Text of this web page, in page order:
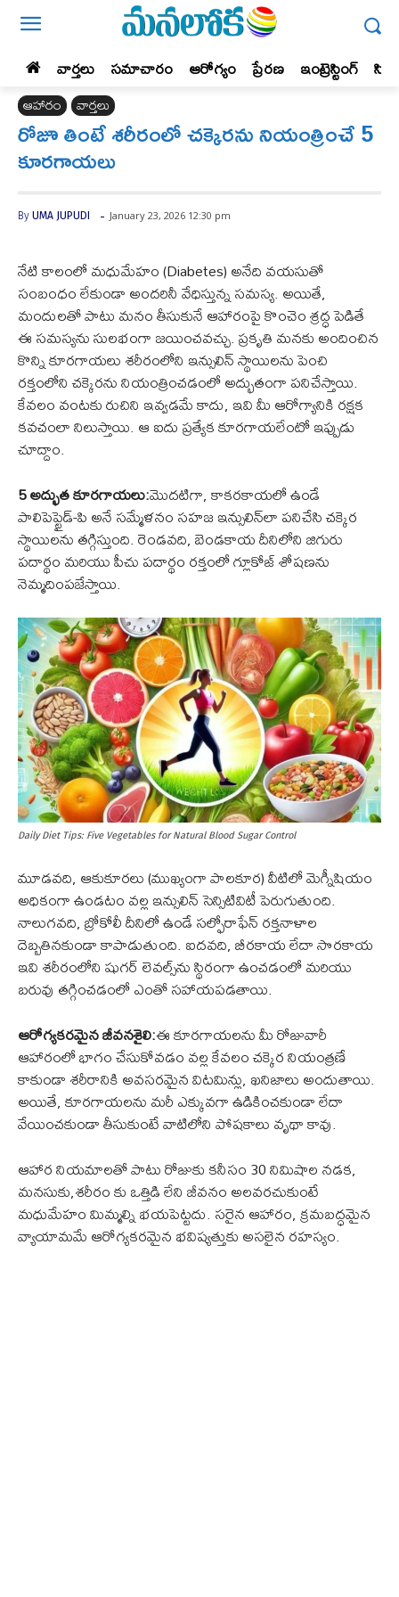
వార్తలు సమాచారం ఆరోగ్యం ప్రేర‌ణ‌ ఇంట్రెస్టింగ్‌
ఆహారం వార్తలు
రోజూ తింటే శరీరంలో చక్కెరను నియంత్రించే 5
కూరగాయలు
By UMA JUPUDI - January 23, 2026 12:30 pm
నేటి కాలంలో మధుమేహం (Diabetes) అనేది వయసుతో
సంబంధం లేకుండా అందరినీ వేధిస్తున్న సమస్య. అయితే,
మందులతో పాటు మనం తీసుకునే ఆహారంపై కొంచెం శ్రద్ధ పెడితే
ఈ సమస్యను సులభంగా జయించవచ్చు. ప్రకృతి మనకు అందించిన
కొన్ని కూరగాయలు శరీరంలోని ఇన్సులిన్ స్థాయిలను పెంచి
రక్తంలోని చక్కెరను నియంత్రించడంలో అద్భుతంగా పనిచేస్తాయి.
కేవలం వంటకు రుచిని ఇవ్వడమే కాదు, ఇవి మీ ఆరోగ్యానికి రక్షక
కవచంలా నిలుస్తాయి. ఆ ఐదు ప్రత్యేక కూరగాయలేంటో ఇప్పుడు
చూద్దాం.
5 అద్భుత కూరగాయలు:మొదటిగా, కాకరకాయలో ఉండే
పాలిపెప్టైడ్-పి అనే సమ్మేళనం సహజ ఇన్సులిన్‌లా పనిచేసి చక్కెర
స్థాయిలను తగ్గిస్తుంది. రెండవది, బెండకాయ దీనిలోని జిగురు
పదార్థం మరియు పీచు పదార్థం రక్తంలో గ్లూకోజ్ శోషణను
నెమ్మదింపజేస్తాయి.
Daily Diet Tips: Five Vegetables for Natural Blood Sugar Control
మూడవది, ఆకుకూరలు (ముఖ్యంగా పాలకూర) వీటిలో మెగ్నీషియం
అధికంగా ఉండటం వల్ల ఇన్సులిన్ సెన్సిటివిటీ పెరుగుతుంది.
నాలుగవది, బ్రోకోలీ దీనిలో ఉండే సల్ఫోరాఫేన్ రక్తనాళాల
దెబ్బతినకుండా కాపాడుతుంది. ఐదవది, బీరకాయ లేదా సొరకాయ
ఇవి శరీరంలోని షుగర్ లెవల్స్‌ను స్థిరంగా ఉంచడంలో మరియు
బరువు తగ్గించడంలో ఎంతో సహాయపడతాయి.
ఆరోగ్యకరమైన జీవనశైలి:ఈ కూరగాయలను మీ రోజువారీ
ఆహారంలో భాగం చేసుకోవడం వల్ల కేవలం చక్కెర నియంత్రణే
కాకుండా శరీరానికి అవసరమైన విటమిన్లు, ఖనిజాలు అందుతాయి.
అయితే, కూరగాయలను మరీ ఎక్కువగా ఉడికించకుండా లేదా
వేయించకుండా తీసుకుంటే వాటిలోని పోషకాలు వృథా కావు.
ఆహార నియమాలతో పాటు రోజుకు కనీసం 30 నిమిషాల నడక,
మనసుకు,శరీరం కు ఒత్తిడి లేని జీవనం అలవరచుకుంటే
మధుమేహం మిమ్మల్ని భయపెట్టదు. సరైన ఆహారం, క్రమబద్ధమైన
వ్యాయామమే ఆరోగ్యకరమైన భవిష్యత్తుకు అసలైన రహస్యం.